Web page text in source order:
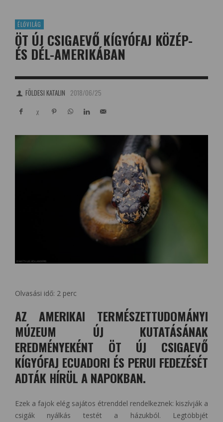
ÉLŐVILÁG
ÖT ÚJ CSIGAEVŐ KÍGYÓFAJ KÖZÉP-
ÉS DÉL-AMERIKÁBAN
FÖLDESI KATALIN 2018/06/25
Olvasási idő: 2 perc
AZ AMERIKAI TERMÉSZETTUDOMÁNYI
MÚZEUM ÚJ KUTATÁSÁNAK
EREDMÉNYEKÉNT ÖT ÚJ CSIGAEVŐ
KÍGYÓFAJ ECUADORI ÉS PERUI FEDEZÉSÉT
ADTÁK HÍRÜL A NAPOKBAN.
Ezek a fajok elég sajátos étrenddel rendelkeznek: kiszívják a
csigák nyálkás testét a házukból. Legtöbbjét